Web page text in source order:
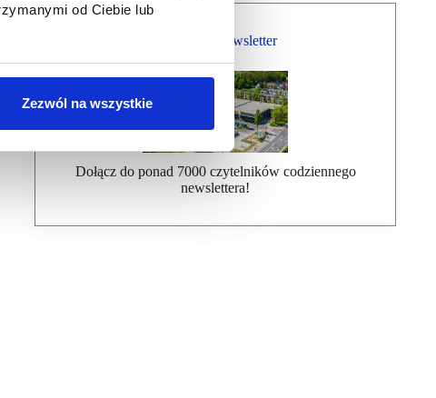
od Ciebie lub
Zezwól na wszystkie
Bezpłatny Newsletter
Dołącz do ponad 7000 czytelników codziennego
newslettera!